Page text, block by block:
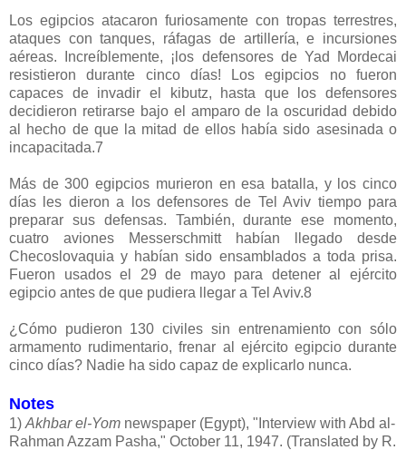
Los egipcios atacaron furiosamente con tropas terrestres,
ataques con tanques, ráfagas de artillería, e incursiones
aéreas. Increíblemente, ¡los defensores de Yad Mordecai
resistieron durante cinco días! Los egipcios no fueron
capaces de invadir el kibutz, hasta que los defensores
decidieron retirarse bajo el amparo de la oscuridad debido
al hecho de que la mitad de ellos había sido asesinada o
incapacitada.7
Más de 300 egipcios murieron en esa batalla, y los cinco
días les dieron a los defensores de Tel Aviv tiempo para
preparar sus defensas. También, durante ese momento,
cuatro aviones Messerschmitt habían llegado desde
Checoslovaquia y habían sido ensamblados a toda prisa.
Fueron usados el 29 de mayo para detener al ejército
egipcio antes de que pudiera llegar a Tel Aviv.8
¿Cómo pudieron 130 civiles sin entrenamiento con sólo
armamento rudimentario, frenar al ejército egipcio durante
cinco días? Nadie ha sido capaz de explicarlo nunca.
Notes
1) Akhbar el-Yom newspaper (Egypt), "Interview with Abd al-
Rahman Azzam Pasha," October 11, 1947. (Translated by R.